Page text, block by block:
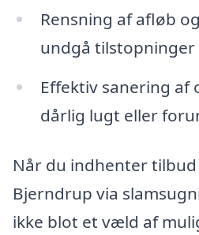
Rensning af afløb
undgå tilstopninger
Effektiv sanering af
dårlig lugt eller
Når du indhenter
Bjerndrup via
ikke blot et væld af